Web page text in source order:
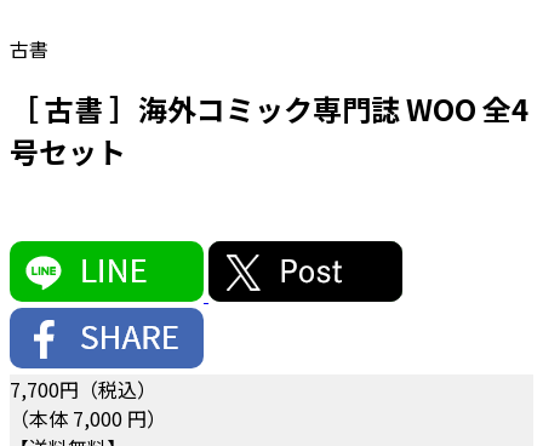
古書
［ 古書 ］海外コミック専門誌 WOO 全4
号セット
7,700円（税込）
（本体 7,000 円）